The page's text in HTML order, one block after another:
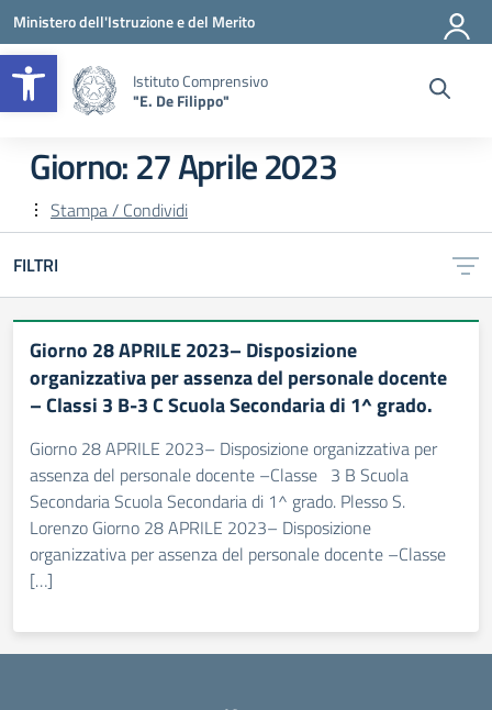
Apri la barra degli strumenti
Vai ai contenuti
Vai al menu di navigazione
Vai al footer
Ministero dell'Istruzione e del Merito
Istituto Comprensivo
"E. De Filippo"
Giorno:27 Aprile 2023
Stampa / Condividi
FILTRI
Giorno 28 APRILE 2023– Disposizione
organizzativa per assenza del personale docente
– Classi 3 B-3 C Scuola Secondaria di 1^ grado.
Giorno 28 APRILE 2023– Disposizione organizzativa per
assenza del personale docente –Classe 3 B Scuola
Secondaria Scuola Secondaria di 1^ grado. Plesso S.
Lorenzo Giorno 28 APRILE 2023– Disposizione
organizzativa per assenza del personale docente –Classe
[…]